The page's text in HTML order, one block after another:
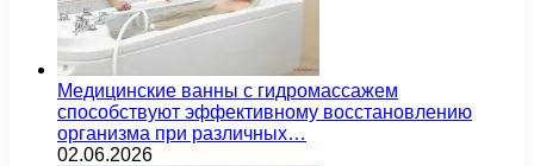
Медицинские ванны с гидромассажем
способствуют эффективному восстановлению
организма при различных…
02.06.2026